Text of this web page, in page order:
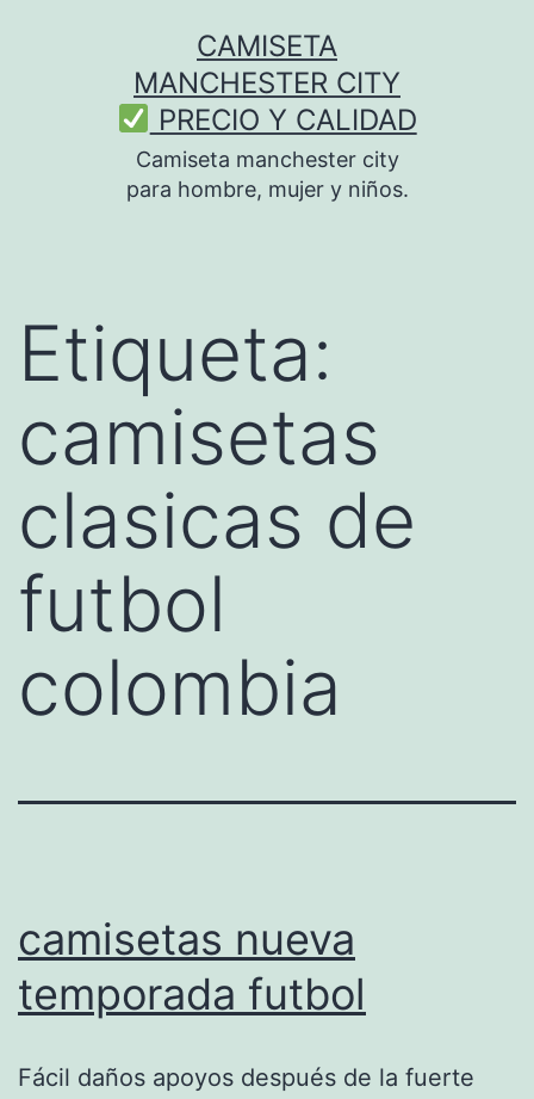
CAMISETA
MANCHESTER CITY
PRECIO Y CALIDAD
Camiseta manchester city
para hombre, mujer y niños.
Etiqueta:
camisetas
clasicas de
futbol
colombia
camisetas nueva
temporada futbol
Fácil daños apoyos después de la fuerte